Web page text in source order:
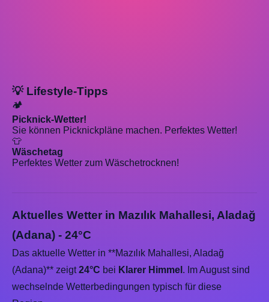
💡 Lifestyle-Tipps
🏕️
Picknick-Wetter!
Sie können Picknickpläne machen. Perfektes Wetter!
👕
Wäschetag
Perfektes Wetter zum Wäschetrocknen!
Aktuelles Wetter in Mazılık Mahallesi, Aladağ
(Adana) - 24°C
Das aktuelle Wetter in **Mazılık Mahallesi, Aladağ
(Adana)** zeigt24°C bei Klarer Himmel . Im August sind
wechselnde Wetterbedingungen typisch für diese